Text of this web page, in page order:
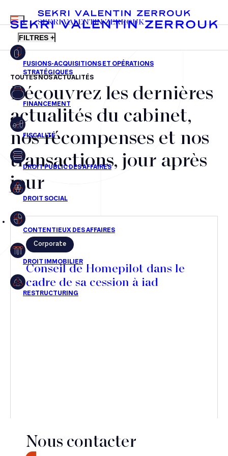
FR EN
MENU
SEKRI VALENTIN ZERROUK
FILTRES +
Fusions-acquisitions et opérations stratégiques
Financement
Fiscalité
Droit public des affaires
Droit social
Droit immobilier
Restructuring
TOUTES NOS ACTUALITÉS
Découvrez les dernières
actualités du cabinet,
nos récompenses et nos
transactions, jour après
jour
Corporate
Conseil de Homepilot dans le
cadre de sa cession à iad
Nous contacter